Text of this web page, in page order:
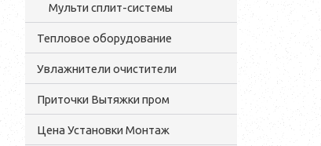
Мульти сплит-системы
Тепловое оборудование
Увлажнители очистители
Приточки Вытяжки пром
Цена Установки Монтаж